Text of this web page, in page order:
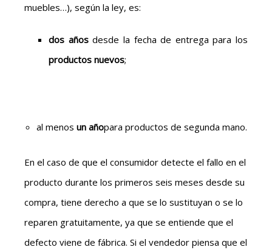
muebles…), según la ley, es:
dos añosdesde la fecha de entrega para los
productos nuevos;
al menos un añopara productos de segunda mano.
En el caso de que el consumidor detecte el fallo en el
producto durante los primeros seis meses desde su
compra, tiene derecho a que se lo sustituyan o se lo
reparen gratuitamente, ya que se entiende que el
defecto viene de fábrica. Si el vendedor piensa que el